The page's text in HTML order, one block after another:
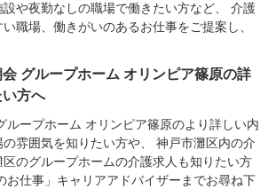
や夜勤なしの職場で働きたい方など、 介護
職場、働きがいのあるお仕事をご提案し、
グループホーム オリンピア篠原の詳
い方へ
ループホーム オリンピア篠原のより詳しい内
雰囲気を知りたい方や、 神戸市灘区内の介
のグループホームの介護求人も知りたい方
お仕事」キャリアアドバイザーまでお尋ね下